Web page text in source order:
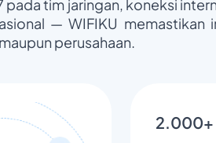
pada tim jaringan, koneksi
— WIFIKU memastikan
perusahaan.
2.000+